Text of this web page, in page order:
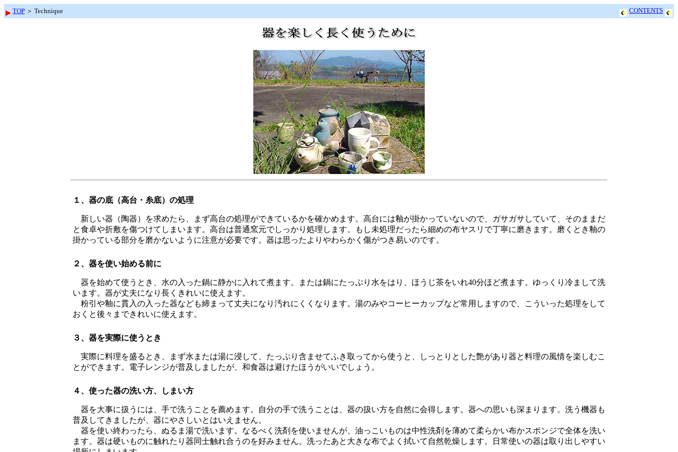
TOP ＞ Technique CONTENTS
１、器の底（高台・糸底）の処理
新しい器（陶器）を求めたら、まず高台の処理ができているかを確かめます。高台には釉が掛かっていないので、ガサガサしていて、そのままだ
と食卓や折敷を傷つけてしまいます。高台は普通窯元でしっかり処理します。もし未処理だったら細めの布ヤスリで丁寧に磨きます。磨くとき釉の
掛かっている部分を磨かないように注意が必要です。器は思ったよりやわらかく傷がつき易いのです。
２、器を使い始める前に
器を始めて使うとき、水の入った鍋に静かに入れて煮ます。または鍋にたっぷり水をはり、ほうじ茶をいれ40分ほど煮ます。ゆっくり冷まして洗
います。器が丈夫になり長くきれいに使えます。
粉引や釉に貫入の入った器なども締まって丈夫になり汚れにくくなります。湯のみやコーヒーカップなど常用しますので、こういった処理をして
おくと後々まできれいに使えます。
３、器を実際に使うとき
実際に料理を盛るとき、まず水または湯に浸して、たっぷり含ませてふき取ってから使うと、しっとりとした艶があり器と料理の風情を楽しむこ
とができます。電子レンジが普及しましたが、和食器は避けたほうがいいでしょう。
４、使った器の洗い方、しまい方
器を大事に扱うには、手で洗うことを薦めます。自分の手で洗うことは、器の扱い方を自然に会得します。器への思いも深まります。洗う機器も
普及してきましたが、器にやさしいとはいえません。
器を使い終わったら、ぬるま湯で洗います。なるべく洗剤を使いませんが、油っこいものは中性洗剤を薄めて柔らかい布かスポンジで全体を洗い
ます。器は硬いものに触れたり器同士触れ合うのを好みません。洗ったあと大きな布でよく拭いて自然乾燥します。日常使いの器は取り出しやすい